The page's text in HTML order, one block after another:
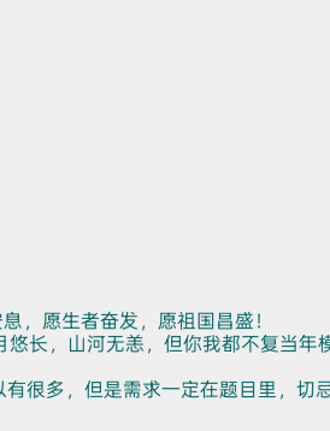
，愿生者奋发，愿祖国昌盛！
长，山河无恙，但你我都不复当年
很多，但是需求一定在题目里，切忌